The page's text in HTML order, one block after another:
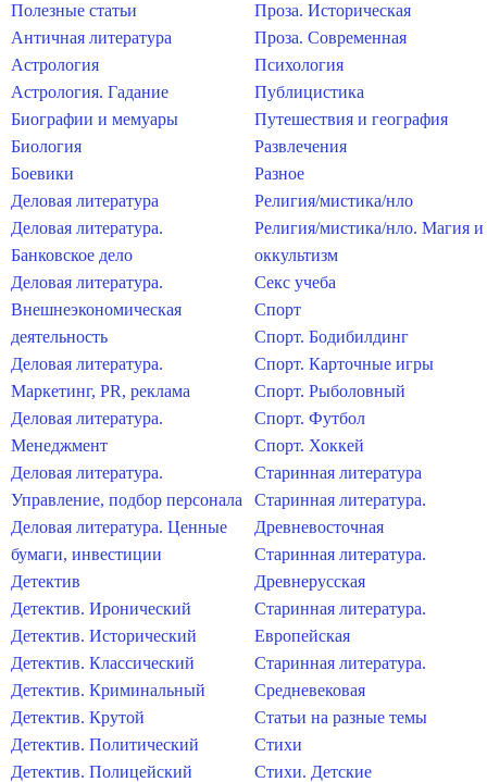
Полезные статьи
Античная литература
Астрология
Астрология. Гадание
Биографии и мемуары
Биология
Боевики
Деловая литература
Деловая литература.
Банковское дело
Деловая литература.
Внешнеэкономическая
деятельность
Деловая литература.
Маркетинг, PR, реклама
Деловая литература.
Менеджмент
Деловая литература.
Управление, подбор персонала
Деловая литература. Ценные
бумаги, инвестиции
Детектив
Детектив. Иронический
Детектив. Исторический
Детектив. Классический
Детектив. Криминальный
Детектив. Крутой
Детектив. Политический
Детектив. Полицейский
Проза. Историческая
Проза. Современная
Психология
Публицистика
Путешествия и география
Развлечения
Разное
Религия/мистика/нло
Религия/мистика/нло. Магия и
оккультизм
Секс учеба
Спорт
Спорт. Бодибилдинг
Спорт. Карточные игры
Спорт. Рыболовный
Спорт. Футбол
Спорт. Хоккей
Старинная литература
Старинная литература.
Древневосточная
Старинная литература.
Древнерусская
Старинная литература.
Европейская
Старинная литература.
Средневековая
Статьи на разные темы
Стихи
Стихи. Детские